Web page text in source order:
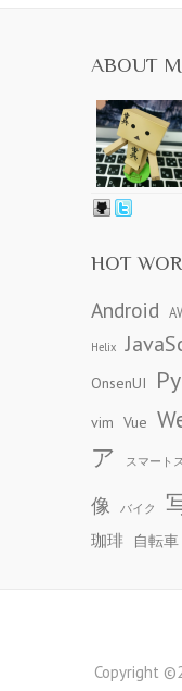
ABOUT
HOT
Android
Helix
OnsenUI
vim Vue
ア
スマート
像
バイク
珈琲 自転車
Copyright